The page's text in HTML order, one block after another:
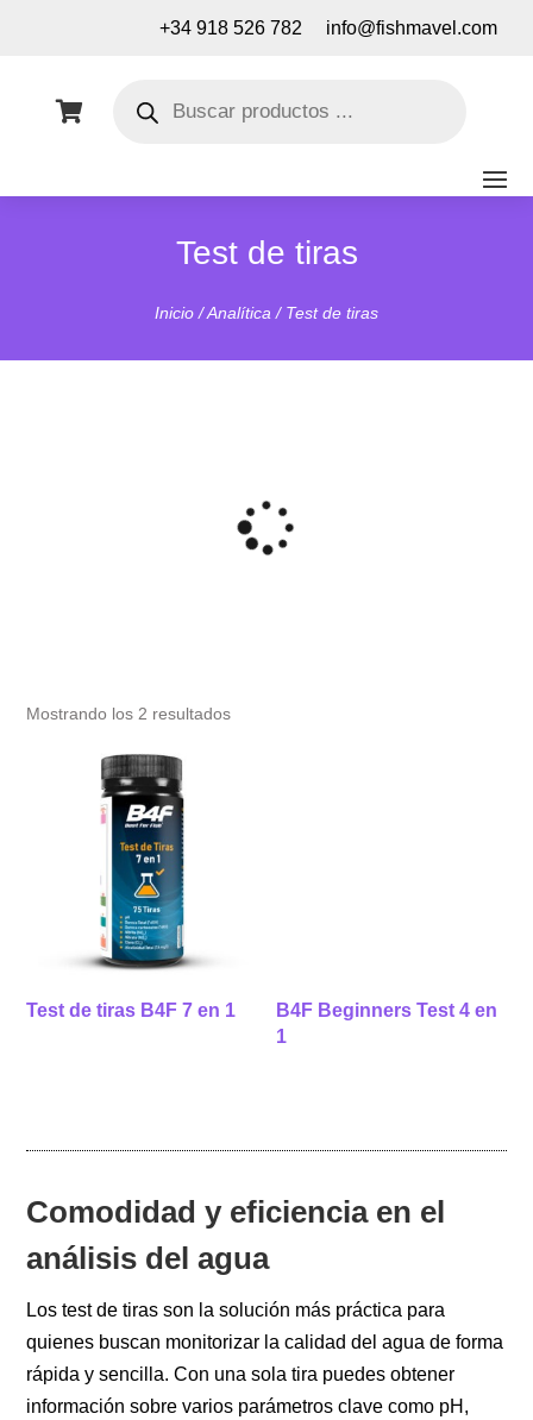
+34 918 526 782 info@fishmavel.com

productos
Test de tiras
Inicio /Analítica / Test de tiras
Mostrando los 2 resultados
Test de tiras B4F 7 en 1
B4F Beginners Test 4 en
1
Comodidad y eficiencia en el
análisis del agua
Los test de tiras son la solución más práctica para
quienes buscan monitorizar la calidad del agua de forma
rápida y sencilla. Con una sola tira puedes obtener
información sobre varios parámetros clave como pH,